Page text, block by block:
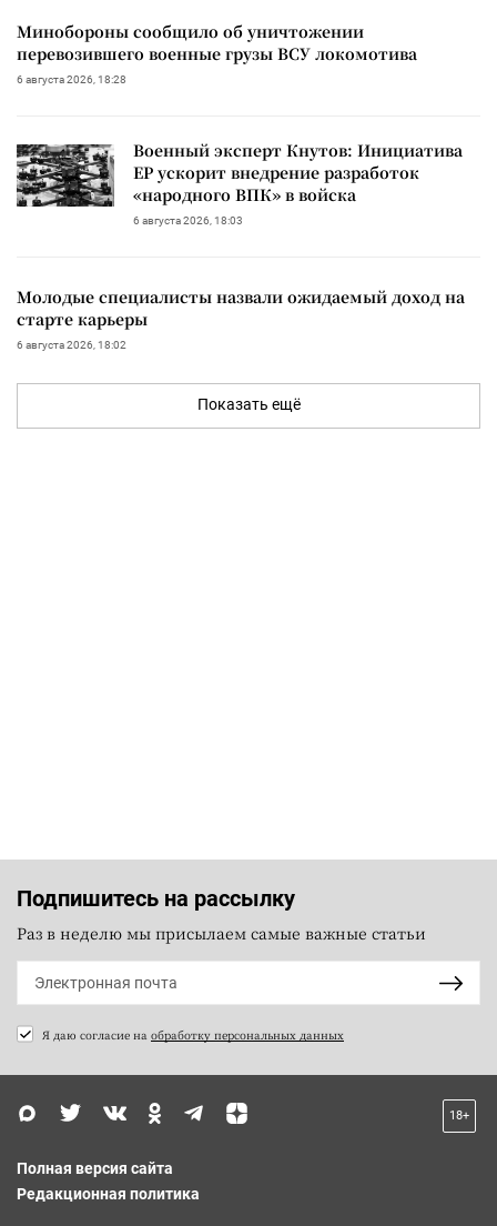
Минобороны сообщило об уничтожении
перевозившего военные грузы ВСУ локомотива
6 августа 2026, 18:28
Военный эксперт Кнутов: Инициатива
ЕР ускорит внедрение разработок
«народного ВПК» в войска
6 августа 2026, 18:03
Молодые специалисты назвали ожидаемый доход на
старте карьеры
6 августа 2026, 18:02
Показать ещё
Подпишитесь на рассылку
Раз в неделю мы присылаем самые важные статьи
Я даю согласие на обработку персональных данных
18+
Полная версия сайта
Редакционная политика